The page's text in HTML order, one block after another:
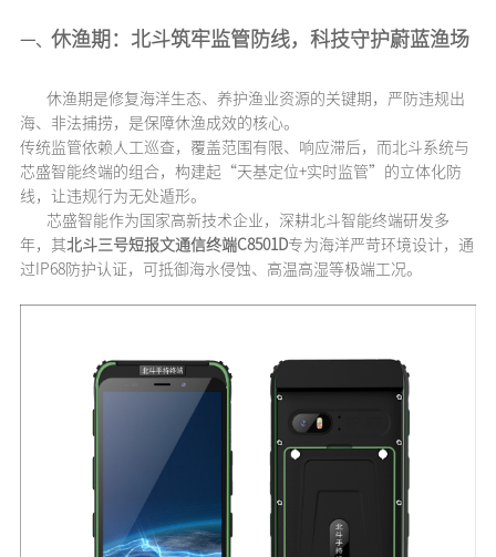
一、 休渔期：北斗筑牢监管防线，科技守护蔚蓝渔场
休渔期是修复海洋生态、养护渔业资源的关键期，严防违规出
海、非法捕捞，是保障休渔成效的核心。
传统监管依赖人工巡查，覆盖范围有限、响应滞后，而北斗系统与
芯盛智能终端的组合，构建起“天基定位+实时监管”的立体化防
线，让违规行为无处遁形。
芯盛智能作为国家高新技术企业，深耕北斗智能终端研发多
年，其北斗三号短报文通信终端C8501D专为海洋严苛环境设计，通
过IP68防护认证，可抵御海水侵蚀、高温高湿等极端工况。